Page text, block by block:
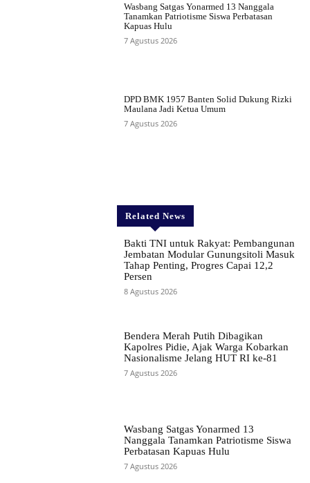
Wasbang Satgas Yonarmed 13 Nanggala
Tanamkan Patriotisme Siswa Perbatasan
Kapuas Hulu
7 Agustus 2026
DPD BMK 1957 Banten Solid Dukung Rizki
Maulana Jadi Ketua Umum
7 Agustus 2026
Related News
Bakti TNI untuk Rakyat: Pembangunan
Jembatan Modular Gunungsitoli Masuk
Tahap Penting, Progres Capai 12,2
Persen
8 Agustus 2026
Bendera Merah Putih Dibagikan
Kapolres Pidie, Ajak Warga Kobarkan
Nasionalisme Jelang HUT RI ke-81
7 Agustus 2026
Wasbang Satgas Yonarmed 13
Nanggala Tanamkan Patriotisme Siswa
Perbatasan Kapuas Hulu
7 Agustus 2026